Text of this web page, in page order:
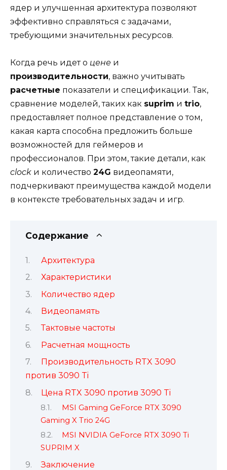
ядер и улучшенная архитектура позволяют
эффективно справляться с задачами,
требующими значительных ресурсов.
Когда речь идет о цене и
производительности, важно учитывать
расчетные показатели и спецификации. Так,
сравнение моделей, таких как suprim и trio,
предоставляет полное представление о том,
какая карта способна предложить больше
возможностей для геймеров и
профессионалов. При этом, такие детали, как
clock и количество 24G видеопамяти,
подчеркивают преимущества каждой модели
в контексте требовательных задач и игр.
Содержание
Архитектура
Характеристики
Количество ядер
Видеопамять
Тактовые частоты
Расчетная мощность
Производительность RTX 3090
против 3090 Ti
Цена RTX 3090 против 3090 Ti
MSI Gaming GeForce RTX 3090
Gaming X Trio 24G
MSI NVIDIA GeForce RTX 3090 Ti
SUPRIM X
Заключение